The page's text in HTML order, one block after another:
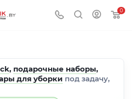
0
, подарочные наборы,
для уборки под задачу,